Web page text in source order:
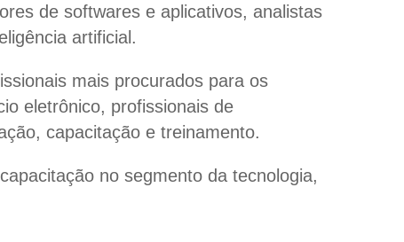
de softwares e aplicativos, analistas
artificial.
mais procurados para os
eletrônico, profissionais de
capacitação e treinamento.
no segmento da tecnologia,